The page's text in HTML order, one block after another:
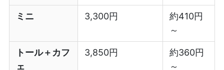
ミニ 3,300円
約410円
～
トール＋カフ
ェ
3,850円
約360円
～